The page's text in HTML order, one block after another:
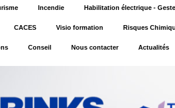
Incendie Habilitation électrique -
CACES Visio formation Risques
Conseil Nous contacter Actualités